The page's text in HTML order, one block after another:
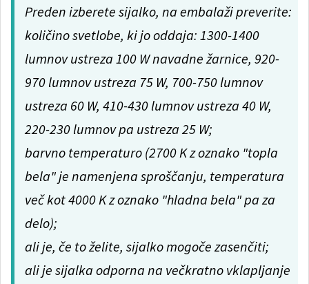
Preden izberete sijalko, na embalaži preverite:
količino svetlobe, ki jo oddaja: 1300-1400
lumnov ustreza 100 W navadne žarnice, 920-
970 lumnov ustreza 75 W, 700-750 lumnov
ustreza 60 W, 410-430 lumnov ustreza 40 W,
220-230 lumnov pa ustreza 25 W;
barvno temperaturo (2700 K z oznako "topla
bela" je namenjena sproščanju, temperatura
več kot 4000 K z oznako "hladna bela" pa za
delo);
ali je, če to želite, sijalko mogoče zasenčiti;
ali je sijalka odporna na večkratno vklapljanje